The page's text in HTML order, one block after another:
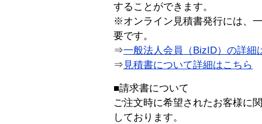
することができます。
※オンライン見積書発行には、
要です。
⇒一般法人会員（BizID）の詳細
⇒ 見積書について詳細はこちら
■請求書について
ご注文時に希望されたお客様に
しております。